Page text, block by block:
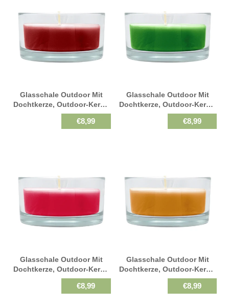
Glasschale Outdoor Mit
Dochtkerze, Outdoor-Kerze,
Altrot, WENZEL, 150/80 Mm,
Brenndauer Ca. 20h
€8,99
Glasschale Outdoor Mit
Dochtkerze, Outdoor-Kerze,
Softgrün, WENZEL, 150/80
Mm, Brenndauer Ca. 20h
€8,99
Glasschale Outdoor Mit
Dochtkerze, Outdoor-Kerze,
Karminrot, WENZEL, 150/80
Mm, Brenndauer Ca. 20h
€8,99
Glasschale Outdoor Mit
Dochtkerze, Outdoor-Kerze,
Natur, WENZEL, 150/80 Mm,
Brenndauer Ca. 20h
€8,99